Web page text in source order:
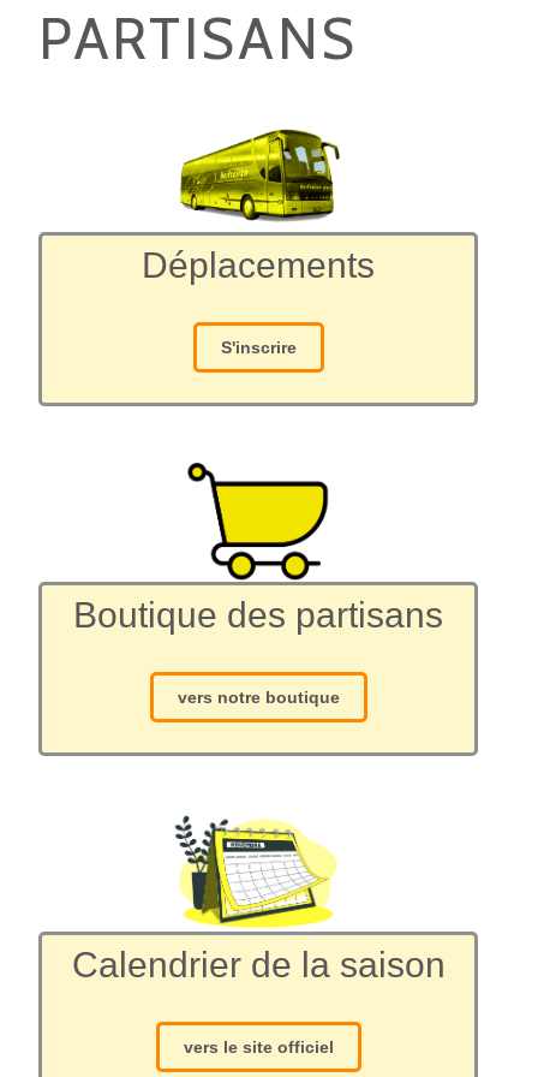
PARTISANS
Déplacements
S'inscrire
Boutique des partisans
vers notre boutique
Calendrier de la saison
vers le site officiel